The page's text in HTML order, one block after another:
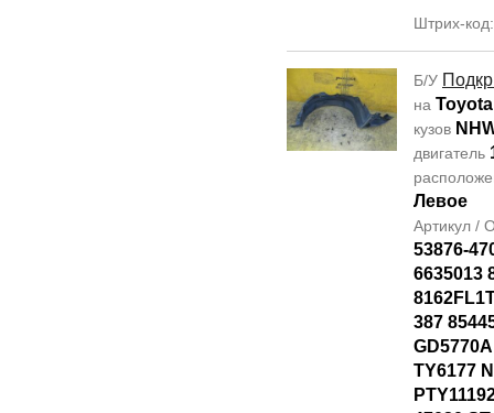
Штрих-
Б/У
на
кузов
двигатель
Левое
Артикул /
53876-
6635013
387
TY6177